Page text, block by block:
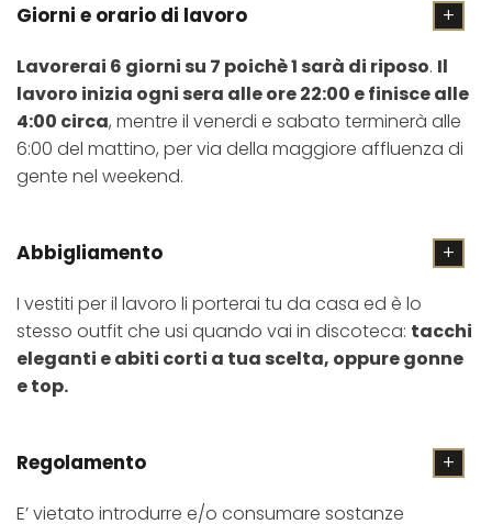
Giorni e orario di lavoro
Lavorerai 6 giorni su 7 poichè 1 sarà di riposo. Il
lavoro inizia ogni sera alle ore 22:00 e finisce alle
4:00 circa, mentre il venerdi e sabato terminerà alle
6:00 del mattino, per via della maggiore affluenza di
gente nel weekend.
Abbigliamento
I vestiti per il lavoro li porterai tu da casa ed è lo
stesso outfit che usi quando vai in discoteca: tacchi
eleganti e abiti corti a tua scelta, oppure gonne
e top.
Regolamento
E’ vietato introdurre e/o consumare sostanze